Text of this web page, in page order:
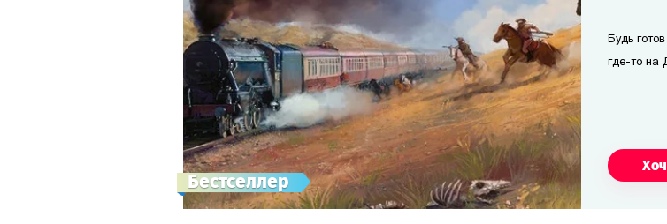
Бестселлер
Будь
где-то на